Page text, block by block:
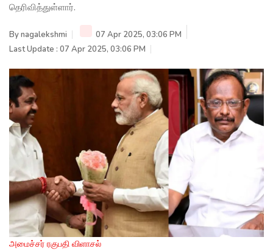
தெரிவித்துள்ளார்.
Bynagalekshmi
07 Apr 2025, 03:06 PM
Last Update : 07 Apr 2025, 03:06 PM
அமைச்சர் ரகுபதி விளாசல்